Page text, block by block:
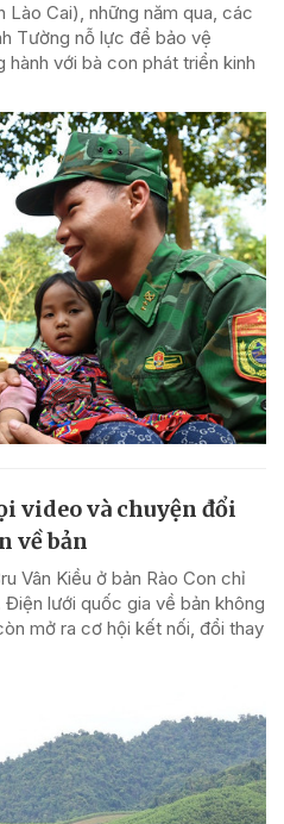
Lào Cai), những năm qua, các
Tường nỗ lực để bảo vệ
với bà con phát triển kinh
video và chuyện đổi
về bản
Vân Kiều ở bản Rào Con chỉ
lưới quốc gia về bản không
mở ra cơ hội kết nối, đổi thay